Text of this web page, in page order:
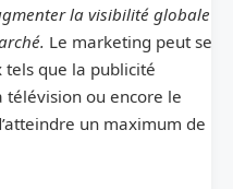
la visibilité globale
Le marketing peut se
que la publicité
ou encore le
un maximum de